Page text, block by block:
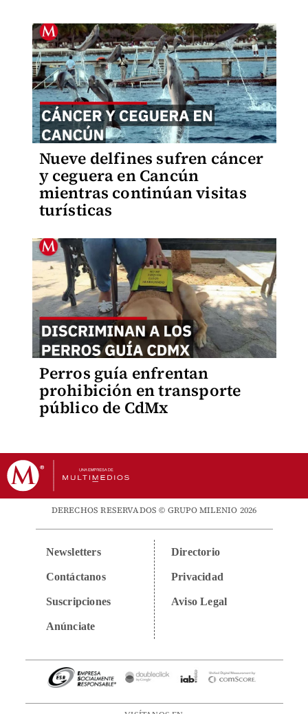
Nueve delfines sufren cáncer
y ceguera en Cancún
mientras continúan visitas
turísticas
Perros guía enfrentan
prohibición en transporte
público de CdMx
DERECHOS RESERVADOS © GRUPO MILENIO 2026
Newsletters
Contáctanos
Suscripciones
Anúnciate
Directorio
Privacidad
Aviso Legal